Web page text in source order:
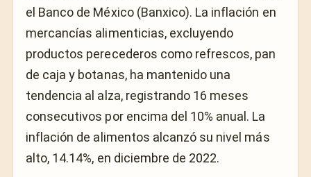
el Banco de México (Banxico). La inflación en
mercancías alimenticias, excluyendo
productos perecederos como refrescos, pan
de caja y botanas, ha mantenido una
tendencia al alza, registrando 16 meses
consecutivos por encima del 10% anual. La
inflación de alimentos alcanzó su nivel más
alto, 14.14%, en diciembre de 2022.